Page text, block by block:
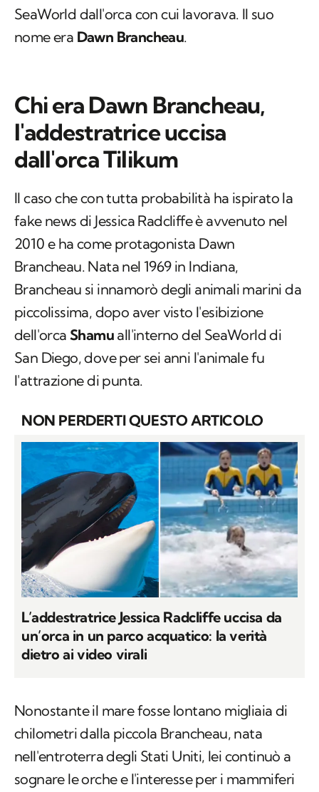
SeaWorld dall'orca con cui lavorava. Il suo
nome era Dawn Brancheau.
Chi era Dawn Brancheau,
l'addestratrice uccisa
dall'orca Tilikum
Il caso che con tutta probabilità ha ispirato la
fake news di Jessica Radcliffe è avvenuto nel
2010 e ha come protagonista Dawn
Brancheau. Nata nel 1969 in Indiana,
Brancheau si innamorò degli animali marini da
piccolissima, dopo aver visto l'esibizione
dell'orcaShamu all'interno del SeaWorld di
San Diego, dove per sei anni l'animale fu
l'attrazione di punta.
NON PERDERTI QUESTO ARTICOLO
L’addestratrice Jessica Radcliffe uccisa da
un’orca in un parco acquatico: la verità
dietro ai video virali
Nonostante il mare fosse lontano migliaia di
chilometri dalla piccola Brancheau, nata
nell'entroterra degli Stati Uniti, lei continuò a
sognare le orche e l'interesse per i mammiferi